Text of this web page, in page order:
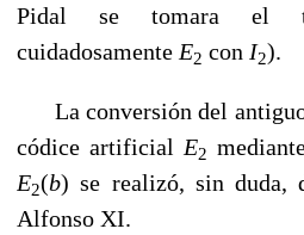
Pidal se to­mara el
cuidadosamente E2 con I2).
La conversión del
códice artificial E2
E2(b) se realizó, sin duda,
Alfonso XI.